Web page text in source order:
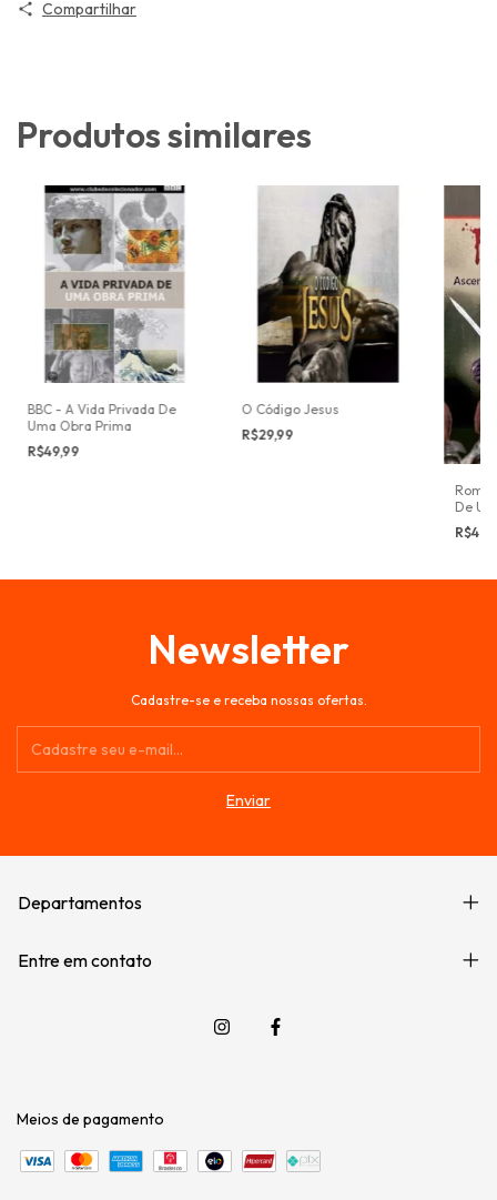
Compartilhar
Produtos similares
BBC - A Vida Privada De
Uma Obra Prima
R$49,99
O Código Jesus
R$29,99
Roma
De
Newsletter
Cadastre-se e receba nossas ofertas.
Departamentos
Entre em contato
Meios de pagamento